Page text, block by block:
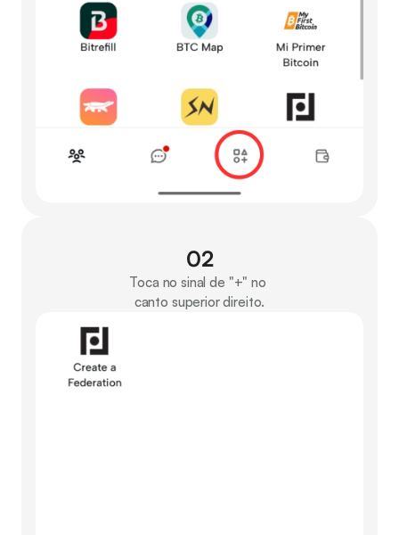
02
Toca no sinal de "+" no
canto superior direito.